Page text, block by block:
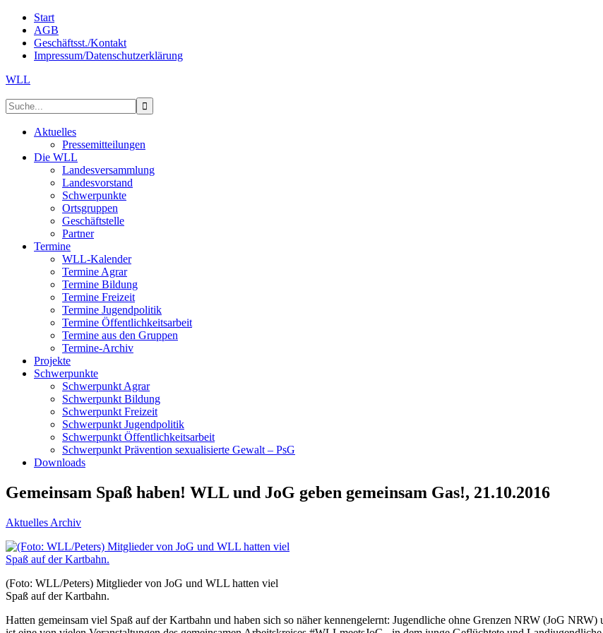
Start
AGB
Geschäftsst./Kontakt
Impressum/Datenschutzerklärung
WLL
Aktuelles
Pressemitteilungen
Die WLL
Landesversammlung
Landesvorstand
Schwerpunkte
Ortsgruppen
Geschäftstelle
Partner
Termine
WLL-Kalender
Termine Agrar
Termine Bildung
Termine Freizeit
Termine Jugendpolitik
Termine Öffentlichkeitsarbeit
Termine aus den Gruppen
Termine-Archiv
Projekte
Schwerpunkte
Schwerpunkt Agrar
Schwerpunkt Bildung
Schwerpunkt Freizeit
Schwerpunkt Jugendpolitik
Schwerpunkt Öffentlichkeitsarbeit
Schwerpunkt Prävention sexualisierte Gewalt – PsG
Downloads
Gemeinsam Spaß haben! WLL und JoG geben gemeinsam Gas!, 21.10.2016
Aktuelles Archiv
(Foto: WLL/Peters) Mitglieder von JoG und WLL hatten viel
Spaß auf der Kartbahn.
Hatten gemeinsam viel Spaß auf der Kartbahn und haben sich so näher kennengelernt: Jugendliche ohne Grenzen NRW (JoG